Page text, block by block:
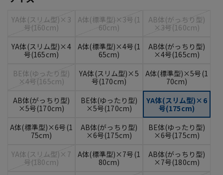
YA体(スリム型)×3
号(160cm)
A体(標準型)×3号(1
60cm)
AB体(がっちり型)
×3号(160cm)
YA体(スリム型)×4
号(165cm)
A体(標準型)×4号(1
65cm)
AB体(がっちり型)
×4号(165cm)
BE体(ゆったり型)
×4号(165cm)
YA体(スリム型)×5
号(170cm)
A体(標準型)×5号(1
70cm)
AB体(がっちり型)
×5号(170cm)
BE体(ゆったり型)
×5号(170cm)
YA体(スリム型)×6
号(175cm)
A体(標準型)×6号(1
75cm)
AB体(がっちり型)
×6号(175cm)
BE体(ゆったり型)
×6号(175cm)
YA体(スリム型)×7
号(180cm)
A体(標準型)×7号(1
80cm)
AB体(がっちり型)
×7号(180cm)